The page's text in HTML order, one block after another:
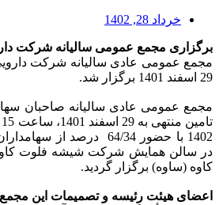
خرداد 28, 1402
برگزاری مجمع عمومی سالیانه شرکت
مجمع عمومی عادی سالیانه شرکت
29 اسفند 1401 برگزار شد.
مجمع عمومی عادی سالیانه صاحبان
1402 با حضور 64/34 درصد
در سالن همایش شرکت شیشه فلوت
کاوه (ساوه) برگزار گردید.
اعضای هیئت رئیسه و تصمیمات این مجمع